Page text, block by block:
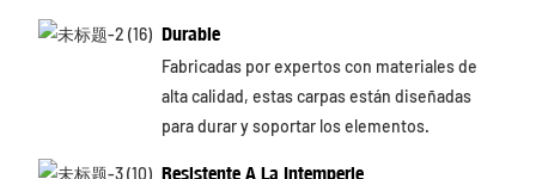
Durable
Fabricadas por expertos con materiales de
alta calidad, estas carpas están diseñadas
para durar y soportar los elementos.
Resistente A La Intemperie